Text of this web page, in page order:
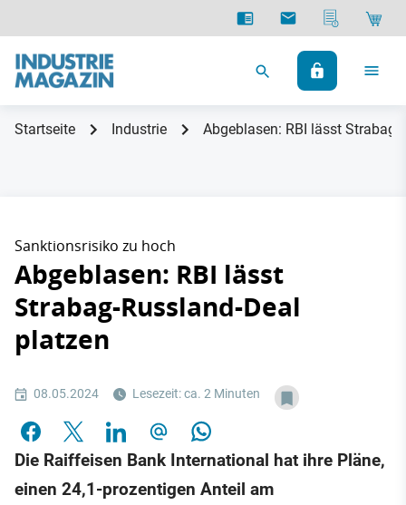
Startseite Industrie Abgeblasen: RBI lässt
Sanktionsrisiko zu hoch
Abgeblasen: RBI lässt
Strabag-Russland-Deal
platzen
08.05.2024 Lesezeit: ca. 2 Minuten
Die Raiffeisen Bank International hat ihre Pläne,
einen 24,1-prozentigen Anteil am